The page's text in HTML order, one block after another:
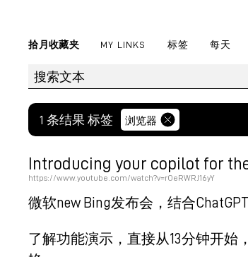
拾月收藏夹 MY LINKS 标签 每天
1 条结果 标签 浏览器
Introducing your copilot for
https://www.youtube.com/watch?v=rOeRWRJ16yY
微软new Bing发布会，结合
了解功能演示，直接从13分钟开始